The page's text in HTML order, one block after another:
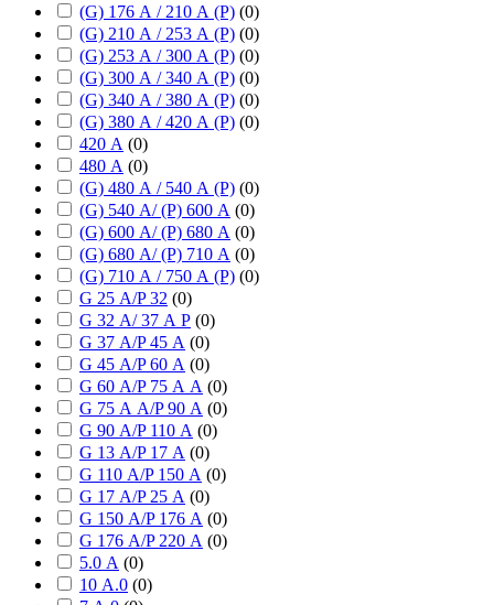
(G) 176 А / 210 А (P) (0)
(G) 210 А / 253 А (P) (0)
(G) 253 А / 300 А (P) (0)
(G) 300 А / 340 А (P) (0)
(G) 340 А / 380 А (P) (0)
(G) 380 А / 420 А (P) (0)
420 А (0)
480 А (0)
(G) 480 А / 540 А (P) (0)
(G) 540 А/ (P) 600 А (0)
(G) 600 А/ (P) 680 А (0)
(G) 680 А/ (P) 710 А (0)
(G) 710 А / 750 А (P) (0)
G 25 А/P 32 (0)
G 32 А/ 37 А P (0)
G 37 А/P 45 А (0)
G 45 А/P 60 А (0)
G 60 А/P 75 А А (0)
G 75 А А/P 90 А (0)
G 90 А/P 110 А (0)
G 13 А/P 17 А (0)
G 110 А/P 150 А (0)
G 17 А/P 25 А (0)
G 150 А/P 176 А (0)
G 176 А/P 220 А (0)
5.0 А (0)
10 А.0 (0)